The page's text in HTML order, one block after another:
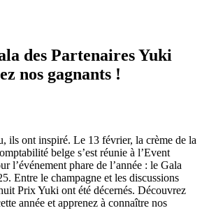
des Partenaires Yuki
nos gagnants !
ils ont inspiré. Le 13 février, la crème de la
belge s’est réunie à l’Event
l’événement phare de l’année : le Gala
Entre le champagne et les discussions
Prix Yuki ont été décernés. Découvrez
année et apprenez à connaître nos